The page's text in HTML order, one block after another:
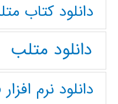
دانلود كتاب
دانلود متلب
دانلود نرم افزار Matlab